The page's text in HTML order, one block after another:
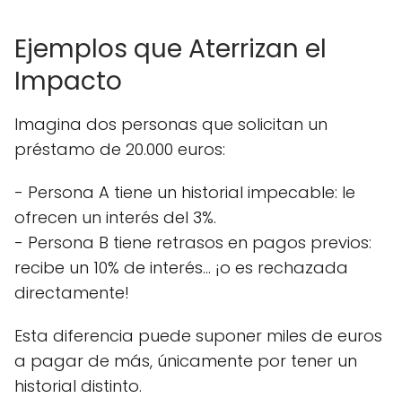
Ejemplos que Aterrizan el
Impacto
Imagina dos personas que solicitan un
préstamo de 20.000 euros:
- Persona A tiene un historial impecable: le
ofrecen un interés del 3%.
- Persona B tiene retrasos en pagos previos:
recibe un 10% de interés… ¡o es rechazada
directamente!
Esta diferencia puede suponer miles de euros
a pagar de más, únicamente por tener un
historial distinto.